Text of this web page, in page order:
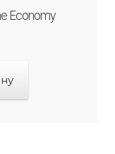
Economy